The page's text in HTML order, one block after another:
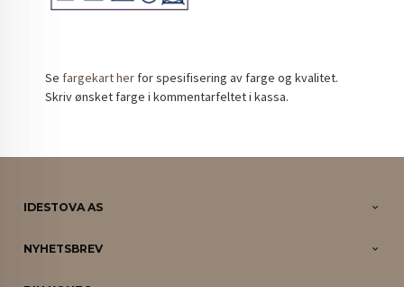
Se fargekart her for spesifisering av farge og kvalitet.
Skriv ønsket farge i kommentarfeltet i kassa.
IDESTOVA AS
NYHETSBREV